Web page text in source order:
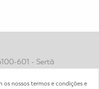
601 - Sertã
nossos termos e condições e